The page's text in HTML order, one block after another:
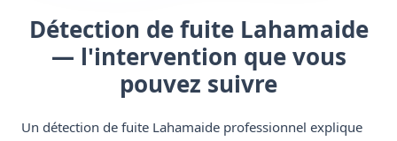
Détection de fuite Lahamaide
— l'intervention que vous
pouvez suivre
Un détection de fuite Lahamaide professionnel explique